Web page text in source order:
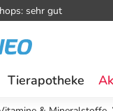
sehr gut
Tierapotheke